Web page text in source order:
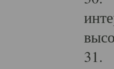
31.